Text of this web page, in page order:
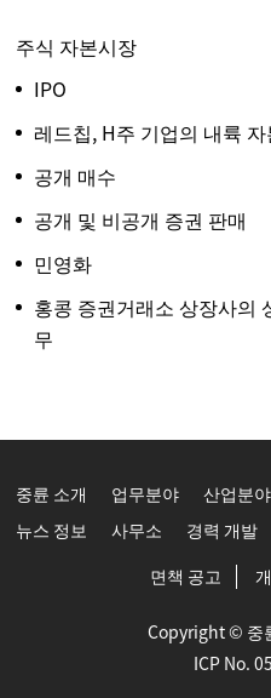
주식 자본시장
IPO
레드칩, H주 기업의 내륙 자
공개 매수
공개 및 비공개 증권 판매
민영화
홍콩 증권거래소 상장사의
무
중륜 소개 업무분야 산업분야
뉴스 정보 사무소 경력 개발
면책 공고
Copyright © 중
ICP No.